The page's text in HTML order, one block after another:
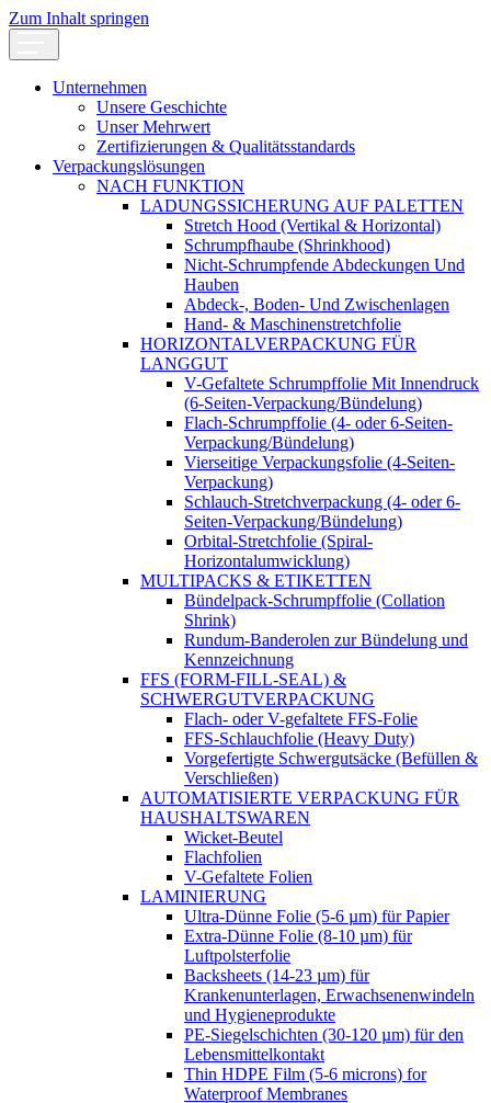
Zum Inhalt springen
Unternehmen
Unsere Geschichte
Unser Mehrwert
Zertifizierungen & Qualitätsstandards
Verpackungslösungen
NACH FUNKTION
LADUNGSSICHERUNG AUF PALETTEN
Stretch Hood (Vertikal & Horizontal)
Schrumpfhaube (Shrinkhood)
Nicht-Schrumpfende Abdeckungen Und
Hauben
Abdeck-, Boden- Und Zwischenlagen
Hand- & Maschinenstretchfolie
HORIZONTALVERPACKUNG FÜR
LANGGUT
V-Gefaltete Schrumpffolie Mit Innendruck
(6-Seiten-Verpackung/Bündelung)
Flach-Schrumpffolie (4- oder 6-Seiten-
Verpackung/Bündelung)
Vierseitige Verpackungsfolie (4-Seiten-
Verpackung)
Schlauch-Stretchverpackung (4- oder 6-
Seiten-Verpackung/Bündelung)
Orbital-Stretchfolie (Spiral-
Horizontalumwicklung)
MULTIPACKS & ETIKETTEN
Bündelpack-Schrumpffolie (Collation
Shrink)
Rundum-Banderolen zur Bündelung und
Kennzeichnung
FFS (FORM-FILL-SEAL) &
SCHWERGUTVERPACKUNG
Flach- oder V-gefaltete FFS-Folie
FFS-Schlauchfolie (Heavy Duty)
Vorgefertigte Schwergutsäcke (Befüllen &
Verschließen)
AUTOMATISIERTE VERPACKUNG FÜR
HAUSHALTSWAREN
Wicket-Beutel
Flachfolien
V-Gefaltete Folien
LAMINIERUNG
Ultra-Dünne Folie (5-6 µm) für Papier
Extra-Dünne Folie (8-10 µm) für
Luftpolsterfolie
Backsheets (14-23 µm) für
Krankenunterlagen, Erwachsenenwindeln
und Hygieneprodukte
PE-Siegelschichten (30-120 µm) für den
Lebensmittelkontakt
Thin HDPE Film (5-6 microns) for
Waterproof Membranes